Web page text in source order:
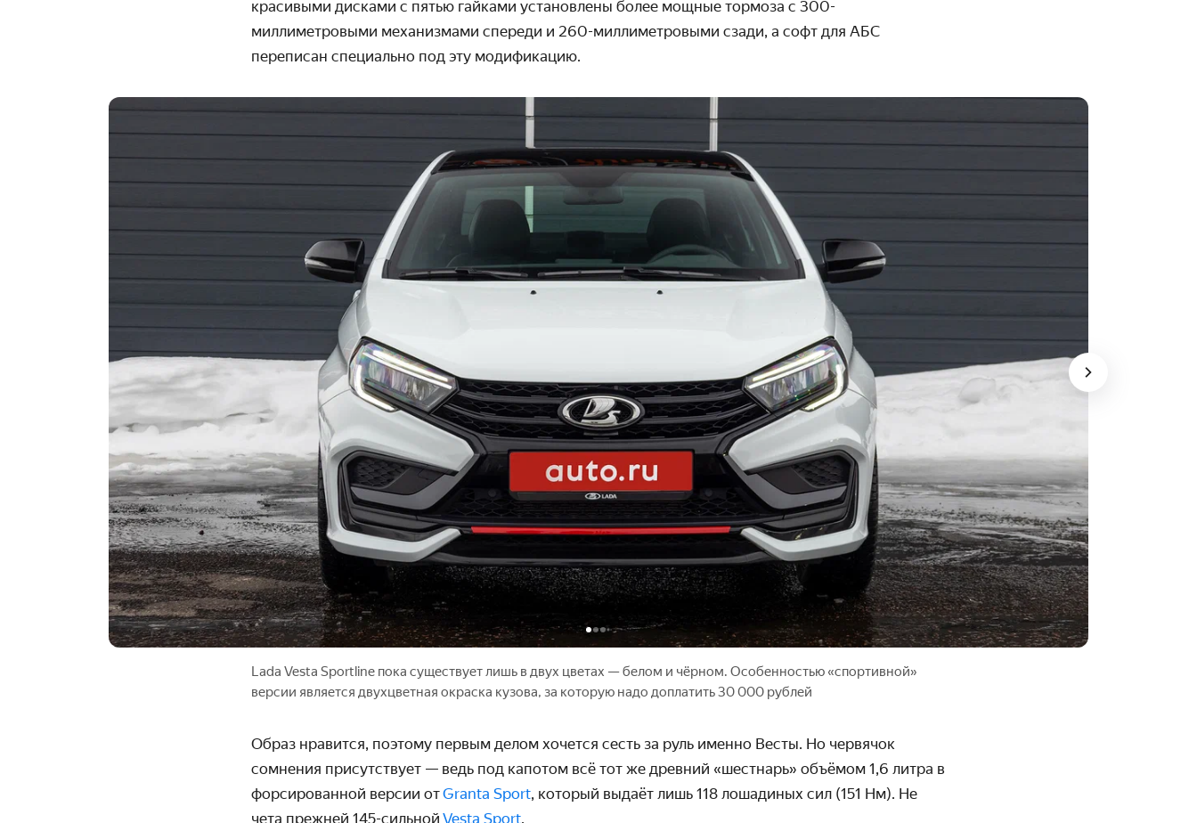
красивыми дисками с пятью гайками установлены более мощные тормоза с 300-
миллиметровыми механизмами спереди и 260-миллиметровыми сзади, а софт для АБС
переписан специально под эту модификацию.
Lada Vesta Sportline пока существует лишь в двух цветах — белом и чёрном. Особенностью «спортивной»
версии является двухцветная окраска кузова, за которую надо доплатить 30 000 рублей
Образ нравится, поэтому первым делом хочется сесть за руль именно Весты. Но червячок
сомнения присутствует — ведь под капотом всё тот же древний «шестнарь» объёмом 1,6 литра в
форсированной версии отGranta Sport, который выдаёт лишь 118 лошадиных сил (151 Нм). Не
чета прежней 145-сильной Vesta Sport.